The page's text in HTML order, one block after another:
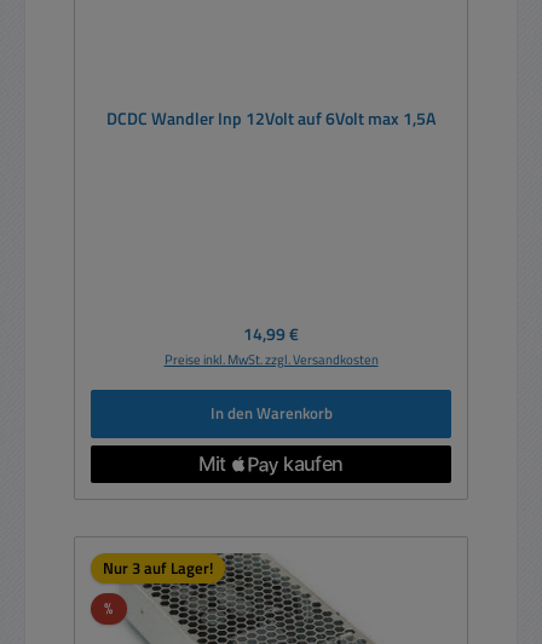
DCDC Wandler Inp 12Volt auf 6Volt max 1,5A
Regulärer Preis:
14,99 €
Preise inkl. MwSt. zzgl. Versandkosten
In den Warenkorb
Nur 3 auf Lager!
%Rabatt